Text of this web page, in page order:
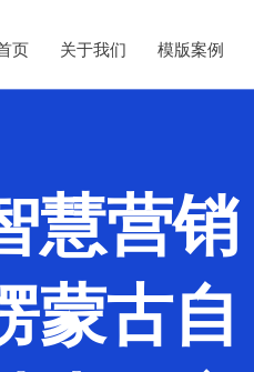
页 关于我们 模版案例
慧营销
蒙古自